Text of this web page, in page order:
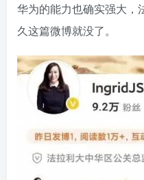
华为的能力也确实强大，
久这篇微博就没了。